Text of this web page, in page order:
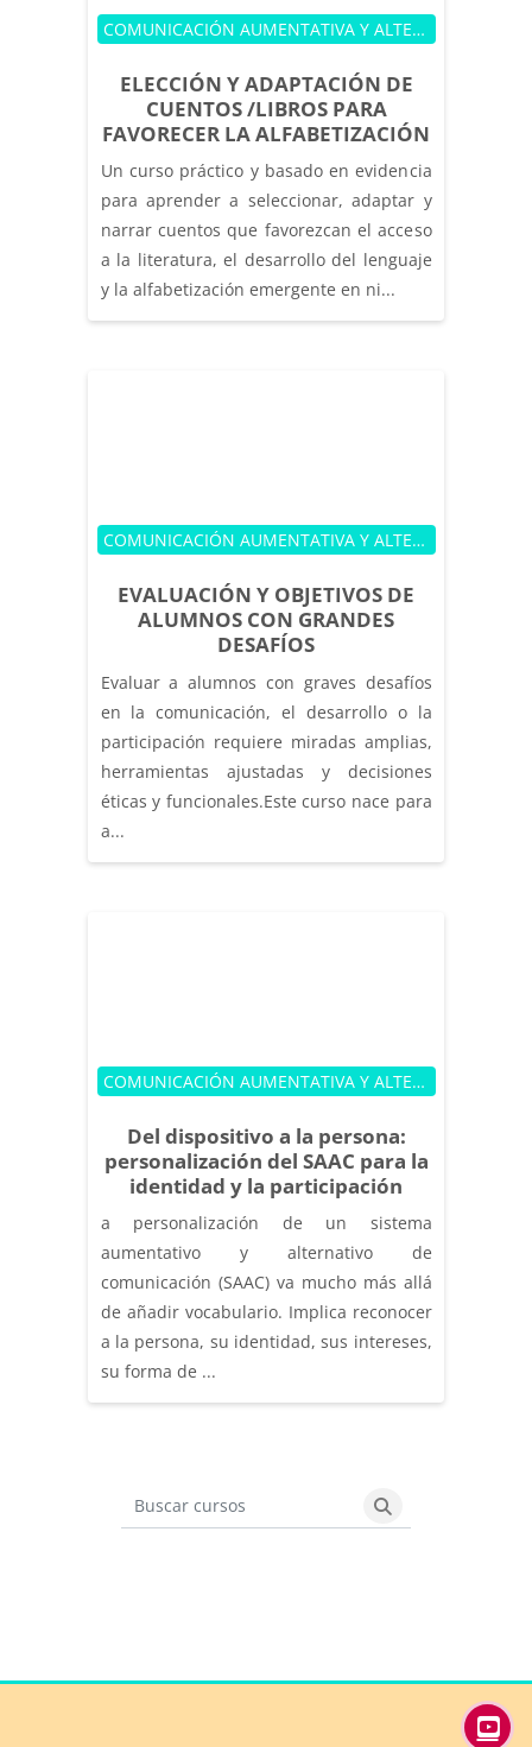
ELECCIÓN Y ADAPTACIÓN DE
CUENTOS /LIBROS PARA
FAVORECER LA ALFABETIZACIÓN
Categoría de cursos COMUNICACIÓN AUMENTATIVA Y ALTERNATIVA
Un curso práctico y basado en evidencia
para aprender a seleccionar, adaptar y
narrar cuentos que favorezcan el acceso
a la literatura, el desarrollo del lenguaje
y la alfabetización emergente en ni...
EVALUACIÓN Y OBJETIVOS DE
ALUMNOS CON GRANDES
DESAFÍOS
Categoría de cursos COMUNICACIÓN AUMENTATIVA Y ALTERNATIVA
Evaluar a alumnos con graves desafíos
en la comunicación, el desarrollo o la
participación requiere miradas amplias,
herramientas ajustadas y decisiones
éticas y funcionales.Este curso nace para
a...
Del dispositivo a la persona:
personalización del SAAC para la
identidad y la participación
Categoría de cursos COMUNICACIÓN AUMENTATIVA Y ALTERNATIVA
a personalización de un sistema
aumentativo y alternativo de
comunicación (SAAC) va mucho más allá
de añadir vocabulario. Implica reconocer
a la persona, su identidad, sus intereses,
su forma de ...
Buscar cursos
Buscar cursos